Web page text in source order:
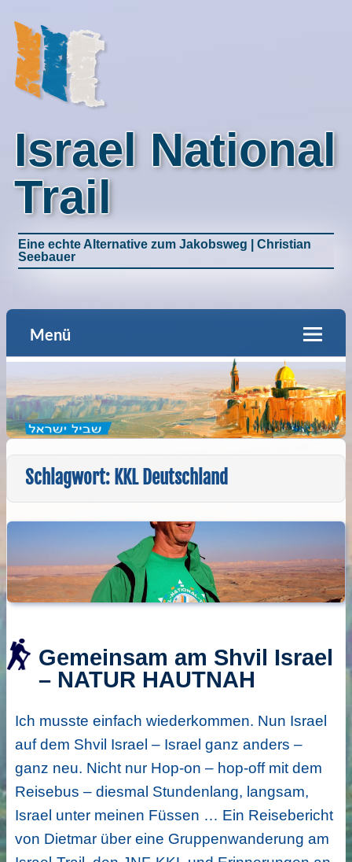
Israel National
Trail
Eine echte Alternative zum Jakobsweg | Christian
Seebauer
Menü
Schlagwort: KKL Deutschland
Gemeinsam am Shvil Israel
– NATUR HAUTNAH
Ich musste einfach wiederkommen. Nun Israel
auf dem Shvil Israel – Israel ganz anders –
ganz neu. Nicht nur Hop-on – hop-off mit dem
Reisebus – diesmal Stundenlang, langsam,
Israel unter meinen Füssen … Ein Reisebericht
von Dietmar über eine Gruppenwanderung am